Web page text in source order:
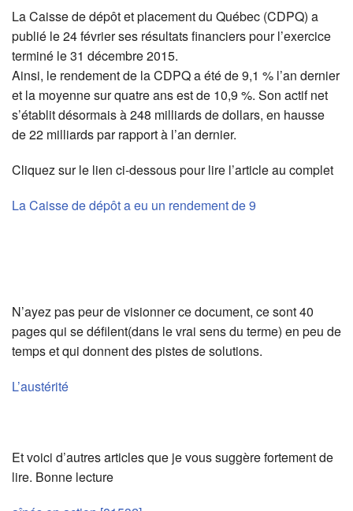
La Caisse de dépôt et placement du Québec (CDPQ) a
publié le 24 février ses résultats financiers pour l’exercice
terminé le 31 décembre 2015.
Ainsi, le rendement de la CDPQ a été de 9,1 % l’an dernier
et la moyenne sur quatre ans est de 10,9 %. Son actif net
s’établit désormais à 248 milliards de dollars, en hausse
de 22 milliards par rapport à l’an dernier.
Cliquez sur le lien ci-dessous pour lire l’article au complet
La Caisse de dépôt a eu un rendement de 9
N’ayez pas peur de visionner ce document, ce sont 40
pages qui se défilent(dans le vrai sens du terme) en peu de
temps et qui donnent des pistes de solutions.
L’austérité
Et voici d’autres articles que je vous suggère fortement de
lire. Bonne lecture